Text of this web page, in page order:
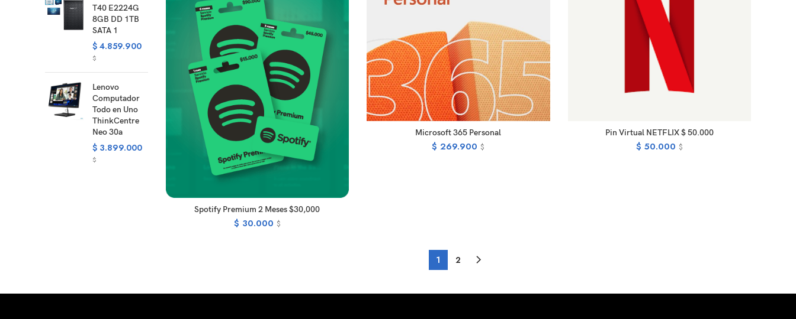
T40 E2224G
8GB DD 1TB
SATA 1
$ 4.859.900
$
Lenovo
Computador
Todo en Uno
ThinkCentre
Neo 30a
$ 3.899.000
$
READ MORE
Spotify Premium 2 Meses $30,000
$ 30.000 $
READ MORE
Microsoft 365 Personal
$ 269.900 $
READ MORE
Pin Virtual NETFLIX $ 50.000
$ 50.000 $
1 2